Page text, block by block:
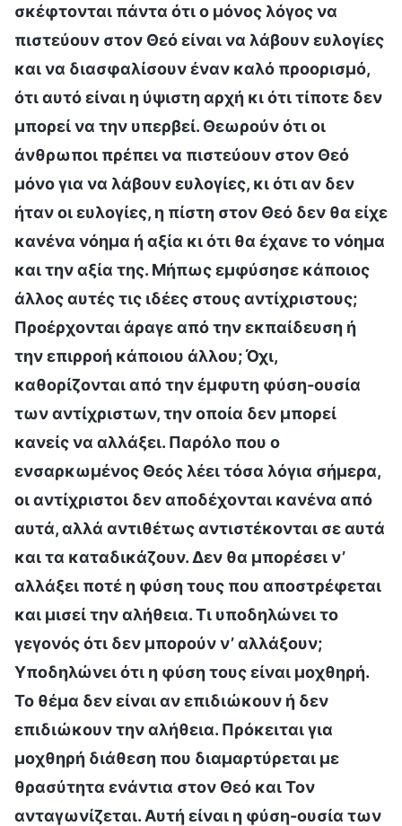
σκέφτονται πάντα ότι ο μόνος λόγος να
πιστεύουν στον Θεό είναι να λάβουν ευλογίες
και να διασφαλίσουν έναν καλό προορισμό,
ότι αυτό είναι η ύψιστη αρχή κι ότι τίποτε δεν
μπορεί να την υπερβεί. Θεωρούν ότι οι
άνθρωποι πρέπει να πιστεύουν στον Θεό
μόνο για να λάβουν ευλογίες, κι ότι αν δεν
ήταν οι ευλογίες, η πίστη στον Θεό δεν θα είχε
κανένα νόημα ή αξία κι ότι θα έχανε το νόημα
και την αξία της. Μήπως εμφύσησε κάποιος
άλλος αυτές τις ιδέες στους αντίχριστους;
Προέρχονται άραγε από την εκπαίδευση ή
την επιρροή κάποιου άλλου; Όχι,
καθορίζονται από την έμφυτη φύση-ουσία
των αντίχριστων, την οποία δεν μπορεί
κανείς να αλλάξει. Παρόλο που ο
ενσαρκωμένος Θεός λέει τόσα λόγια σήμερα,
οι αντίχριστοι δεν αποδέχονται κανένα από
αυτά, αλλά αντιθέτως αντιστέκονται σε αυτά
και τα καταδικάζουν. Δεν θα μπορέσει ν’
αλλάξει ποτέ η φύση τους που αποστρέφεται
και μισεί την αλήθεια. Τι υποδηλώνει το
γεγονός ότι δεν μπορούν ν’ αλλάξουν;
Υποδηλώνει ότι η φύση τους είναι μοχθηρή.
Το θέμα δεν είναι αν επιδιώκουν ή δεν
επιδιώκουν την αλήθεια. Πρόκειται για
μοχθηρή διάθεση που διαμαρτύρεται με
θρασύτητα ενάντια στον Θεό και Τον
ανταγωνίζεται. Αυτή είναι η φύση-ουσία των